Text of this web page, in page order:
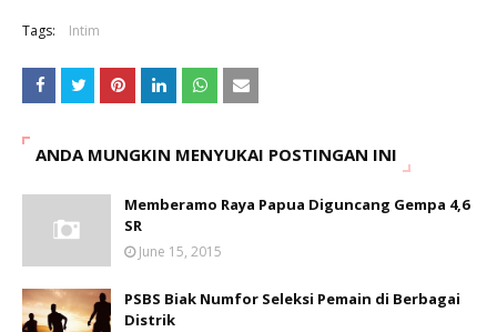
Tags: Intim
ANDA MUNGKIN MENYUKAI POSTINGAN INI
Memberamo Raya Papua Diguncang Gempa 4,6
SR
June 15, 2015
PSBS Biak Numfor Seleksi Pemain di Berbagai
Distrik